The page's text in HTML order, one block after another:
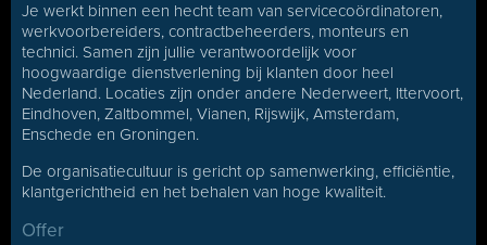
Je werkt binnen een hecht team van servicecoördinatoren,
werkvoorbereiders, contractbeheerders, monteurs en
technici. Samen zijn jullie verantwoordelijk voor
hoogwaardige dienstverlening bij klanten door heel
Nederland. Locaties zijn onder andere Nederweert, Ittervoort,
Eindhoven, Zaltbommel, Vianen, Rijswijk, Amsterdam,
Enschede en Groningen.
De organisatiecultuur is gericht op samenwerking, efficiëntie,
klantgerichtheid en het behalen van hoge kwaliteit.
Offer